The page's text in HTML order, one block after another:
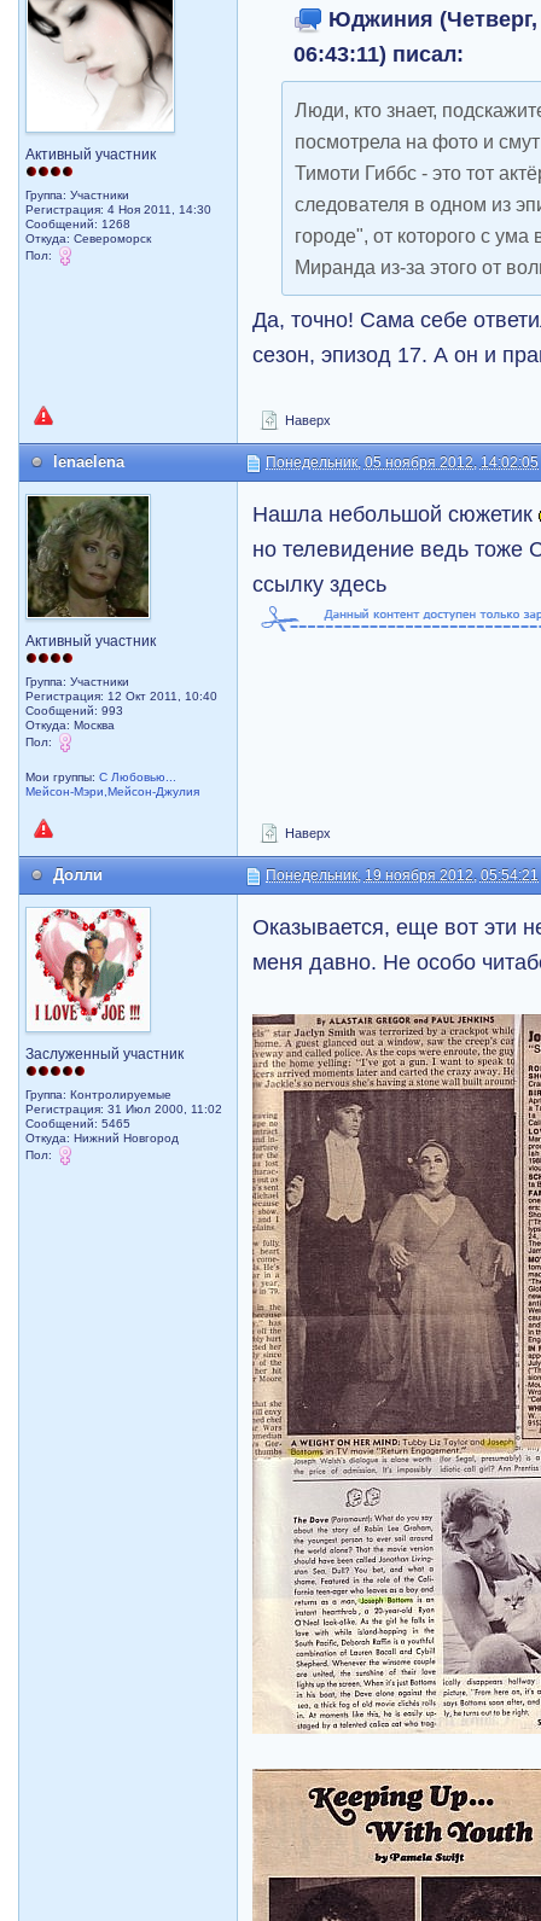
Активный участник
Группа: Участники
Регистрация: 4 Ноя 2011, 14:30
Сообщений: 1268
Откуда: Североморск
Пол:
Юджиния (Четверг,
06:43:11) писал:
Люди, кто знает,
посмотрела на фото и
Тимоти Гиббс - это тот
следователя в одном из
городе", от которого с
Миранда из-за этого от
Да, точно! Сама себе
сезон, эпизод 17. А он и
Наверх
lenaelena Понедельник, 05 ноября 2012, 14:02:05
Активный участник
Группа: Участники
Регистрация: 12 Окт 2011, 10:40
Сообщений: 993
Откуда: Москва
Пол:
Мои группы:С Любовью...
Мейсон-Мэри,Мейсон-Джулия
Нашла небольшой сюжетик
но телевидение ведь тоже
ссылку здесь
Наверх
Долли Понедельник, 19 ноября 2012, 05:54:21
Заслуженный участник
Группа: Контролируемые
Регистрация: 31 Июл 2000, 11:02
Сообщений: 5465
Откуда: Нижний Новгород
Пол:
Оказывается, еще вот эти
меня давно. Не особо